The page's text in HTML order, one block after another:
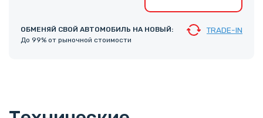
ОБМЕНЯЙ СВОЙ АВТОМОБИЛЬ НА НОВЫЙ:
До 99% от рыночной стоимости
TRADE-IN